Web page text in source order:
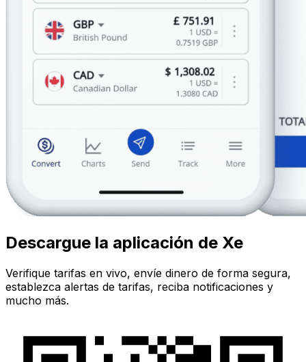
Descargue la aplicación de Xe
Verifique tarifas en vivo, envíe dinero de forma segura,
establezca alertas de tarifas, reciba notificaciones y
mucho más.